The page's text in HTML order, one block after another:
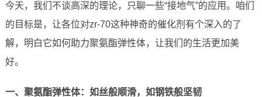
今天，我们不谈高深的理论，只聊一些“接地气”的应用。咱们
的目标是，让各位对zr-70这种神奇的催化剂有个深入的了
解，明白它如何助力聚氨酯弹性体，让我们的生活更加美
好。
一、聚氨酯弹性体：如丝般顺滑，如钢铁般坚韧